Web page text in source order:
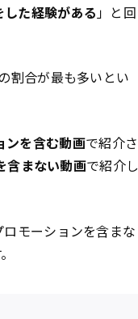
た経験がある 」と回
割合が最も多いとい
ンを含む動画で紹介さ
含まない動画で紹介し
モーションを含まな